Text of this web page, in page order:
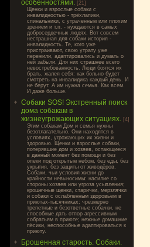
особенностями. [21]
Щенки и взрослые собаки с
инвалидностью - трёхлапики,
спинальники, с утраченным или плохим
зрением и т.п. - нуждаются в самых
добросердечных людях. Вот совсем
нестрашная для собаки история -
инвалидность. Те, кого уже
пристраивают, свою утрату уже
пережили, адаптировались и думать о
ней забыли. Для них страшнее всего
невостребованность. Люди боятся их
брать, жалея себя: как больно будет
смотреть на инвалидика каждый день. И
не берут. А им нужна семья. Как всем.
И даже больше.
Собаки SOS! Экстренный поиск
дома собакам в
жизнеугрожающих ситуациях. [4]
Этим собакам Дом и семья нужны
безотлагательно. Они находятся в
условиях, угрожающих их жизни и
здоровью. Щенки и взрослые собаки,
потерявшие дом и хозяев, остающиеся
в данный момент без помощи и без
опеки под открытым небом, без еды, без
укрытия, без защиты от живодёров.
Собаки, чьи условия жизни до
крайности невыносимы: насилие со
стороны хозяев или угроза усыпления;
крошечные щенки, старички, мерзлячки
и собаки с ослабленным здоровьем в
приютах-тысячниках; чрезмерно
трепетные и безответные собачки, не
способные дать отпор агрессивным
собратьям в приюте; нежные домашние
пёсики, неспособные адаптироваться к
приюту.
Брошенная старость. Собаки.